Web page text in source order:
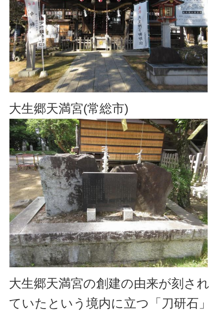
大生郷天満宮(常総市)
大生郷天満宮の創建の由来が刻され
ていたという境内に立つ「刀研石」